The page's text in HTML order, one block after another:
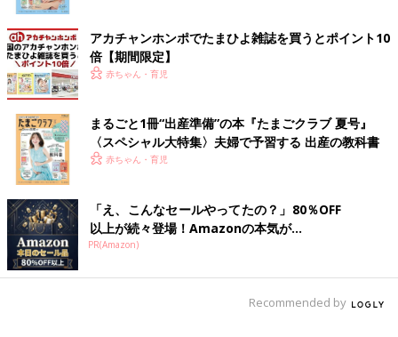
アカチャンホンポでたまひよ雑誌を買うとポイント10
倍【期間限定】
赤ちゃん・育児
まるごと1冊“出産準備”の本『たまごクラブ 夏号』
〈スペシャル大特集〉夫婦で予習する 出産の教科書
赤ちゃん・育児
「え、こんなセールやってたの？」80％OFF
以上が続々登場！Amazonの本気が...
PR(Amazon)
Recommended by